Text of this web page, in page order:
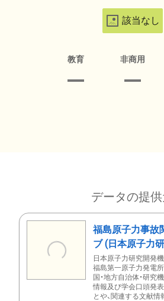
該当なし
教育 非商用
データの提
福島原子力事故
ブ (日本原子力
日本原子力研究開発
福島第一原子力発電
国・地方自治体・研究
情報及び学会口頭発
とや、関連する文献